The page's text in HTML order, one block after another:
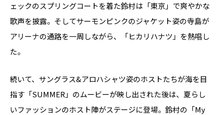
ェックのスプリングコートを着た鈴村は「東京」で爽やかな
歌声を披露。そしてサーモンピンクのジャケット姿の寺島が
アリーナの通路を一周しながら、「ヒカリハナツ」を熱唱し
た。
続いて、サングラス&アロハシャツ姿のホストたちが海を目
指す「SUMMER」のムービーが映し出された後は、夏らし
いファッションのホスト陣がステージに登場。鈴村の「My